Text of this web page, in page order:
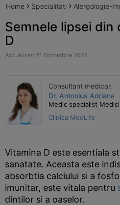
Home › Specialitati › Alergologie-
Semnele lipsei
D
Actualizat: 21 Octombrie 2024
Consultant medical:
Dr. Antonius Adriana
Medic specialist
Clinica MedLife
Vitamina D este esentiala
sanatate. Aceasta este
absorbtia calciului si a
imunitar, este vitala pentru
dintilor si a oaselor.